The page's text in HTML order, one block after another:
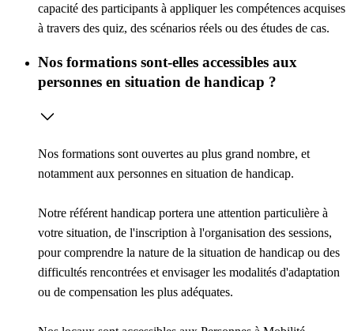
capacité des participants à appliquer les compétences acquises
à travers des quiz, des scénarios réels ou des études de cas.
Nos formations sont-elles accessibles aux
personnes en situation de handicap ?
Nos formations sont ouvertes au plus grand nombre, et
notamment aux personnes en situation de handicap.
Notre référent handicap portera une attention particulière à
votre situation, de l'inscription à l'organisation des sessions,
pour comprendre la nature de la situation de handicap ou des
difficultés rencontrées et envisager les modalités d'adaptation
ou de compensation les plus adéquates.